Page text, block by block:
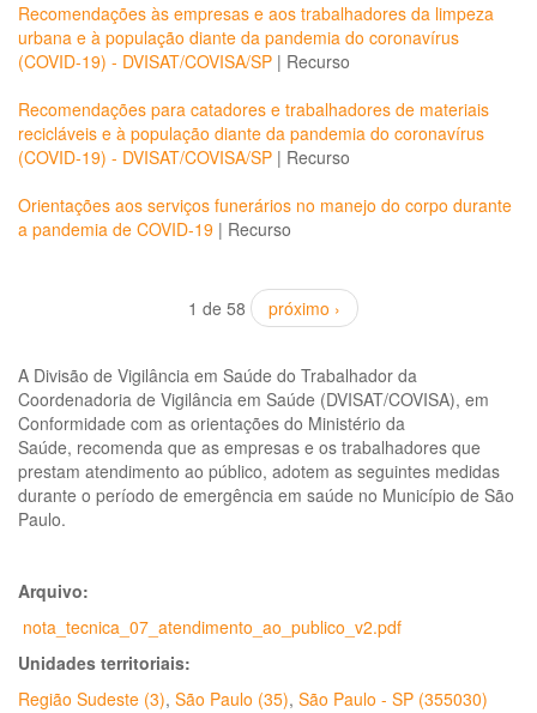
Recomendações às empresas e aos trabalhadores da limpeza
urbana e à população diante da pandemia do coronavírus
(COVID-19) - DVISAT/COVISA/SP | Recurso
Recomendações para catadores e trabalhadores de materiais
recicláveis e à população diante da pandemia do coronavírus
(COVID-19) - DVISAT/COVISA/SP | Recurso
Orientações aos serviços funerários no manejo do corpo durante
a pandemia de COVID-19 | Recurso
1 de 58 próximo ›
A Divisão de Vigilância em Saúde do Trabalhador da
Coordenadoria de Vigilância em Saúde (DVISAT/COVISA), em
Conformidade com as orientações do Ministério da
Saúde, recomenda que as empresas e os trabalhadores que
prestam atendimento ao público, adotem as seguintes medidas
durante o período de emergência em saúde no Município de São
Paulo.
Arquivo:
nota_tecnica_07_atendimento_ao_publico_v2.pdf
Unidades territoriais:
Região Sudeste (3), São Paulo (35), São Paulo - SP (355030)